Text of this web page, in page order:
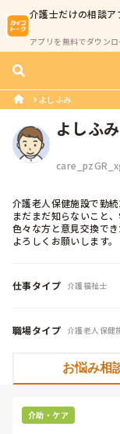
介護士だけの相談ア
アプリを無料でダウンロ
よしふみ
よしふみ
介護老人保健施設で勤
まだまだ知らないこと
色々な方と意見交換でき
よろしくお願いします。
仕事タイプ 介護福祉士
職場タイプ 介護老人保健
お悩み相
介助・ケア